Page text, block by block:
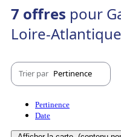
7 offres pour
Loire-
Trier par Pertinence
Pertinence
Date